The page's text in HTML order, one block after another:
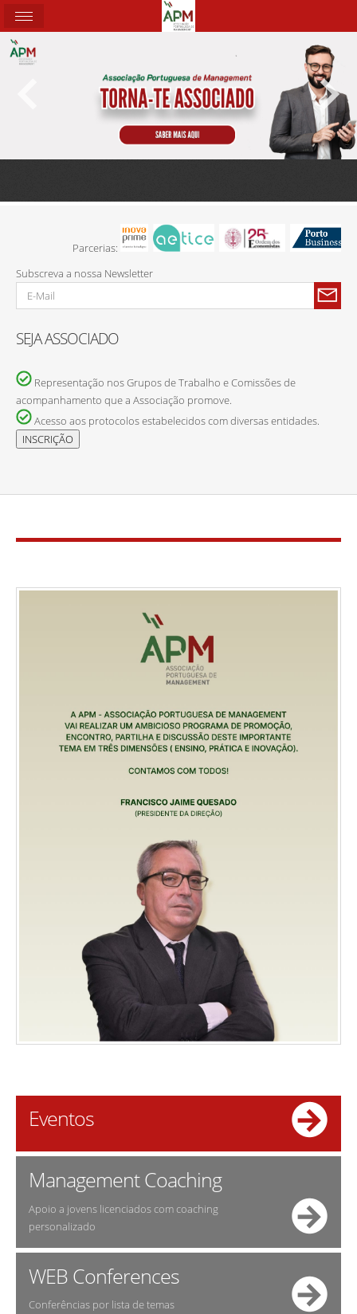
Parcerias:
Subscreva a nossa Newsletter
SEJA ASSOCIADO
Representação nos Grupos de Trabalho e Comissões de
acompanhamento que a Associação promove.
Acesso aos protocolos estabelecidos com diversas entidades.
Eventos
Management Coaching
Apoio a jovens licenciados com coaching
personalizado
WEB Conferences
Conferências por lista de temas